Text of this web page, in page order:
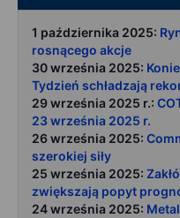
1 października 2025:
rosnącego akcje
30 września 2025:
Tydzień schładzają
29 września 2025 r.:
23 września 2025 r.
26 września 2025:
szerokiej siły
25 września 2025:
zwiększają popyt
24 września 2025: